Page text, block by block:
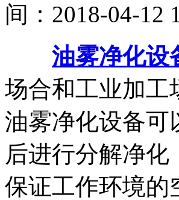
间：2018-04-12
油雾净化设
场合和工业加工
油雾净化设备可
后进行分解净
保证工作环境的